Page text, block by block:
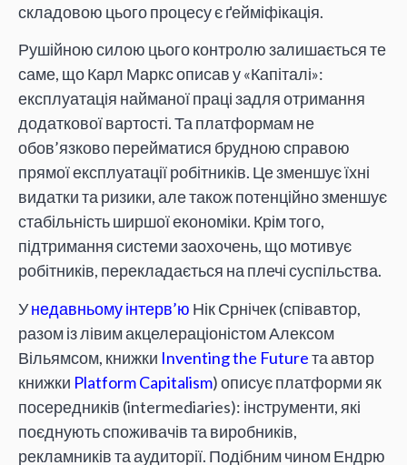
складовою цього процесу є ґейміфікація.
Рушійною силою цього контролю залишається те
саме, що Карл Маркс описав у «Капіталі»:
експлуатація найманої праці задля отримання
додаткової вартості. Та платформам не
обов’язково перейматися брудною справою
прямої експлуатації робітників. Це зменшує їхні
видатки та ризики, але також потенційно зменшує
стабільність ширшої економіки. Крім того,
підтримання системи заохочень, що мотивує
робітників, перекладається на плечі суспільства.
Унедавньому інтерв’ю Нік Срнічек (співавтор,
разом із лівим акцелераціоністом Алексом
Вільямсом, книжки Inventing the Futureта автор
книжки Platform Capitalism) описує платформи як
посередників (intermediaries): інструменти, які
поєднують споживачів та виробників,
рекламників та аудиторії. Подібним чином Ендрю